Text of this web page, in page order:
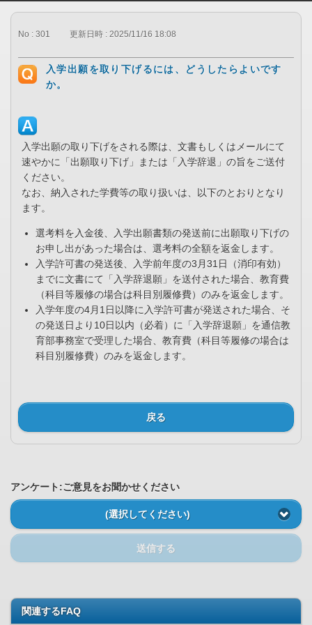
No : 301 更新日時 : 2025/11/16 18:08
入学出願を取り下げるには、どうしたらよいです
か。
入学出願の取り下げをされる際は、文書もしくはメールにて
速やかに「出願取り下げ」または「入学辞退」の旨をご送付
ください。
なお、納入された学費等の取り扱いは、以下のとおりとなり
ます。
選考料を入金後、入学出願書類の発送前に出願取り下げの
お申し出があった場合は、選考料の全額を返金します。
入学許可書の発送後、入学前年度の3月31日（消印有効）
までに文書にて「入学辞退願」を送付された場合、教育費
（科目等履修の場合は科目別履修費）のみを返金します。
入学年度の4月1日以降に入学許可書が発送された場合、そ
の発送日より10日以内（必着）に「入学辞退願」を通信教
育部事務室で受理した場合、教育費（科目等履修の場合は
科目別履修費）のみを返金します。
戻る
アンケート:ご意見をお聞かせください
(選択してください)
送信する
関連するFAQ